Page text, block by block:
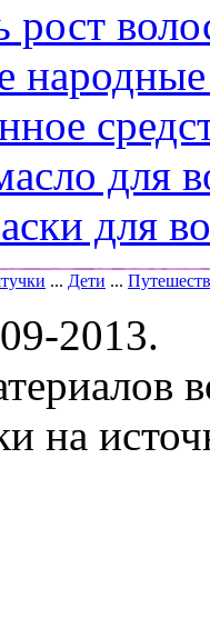
рост
народные
для
для
... Дети ...
2013.
на